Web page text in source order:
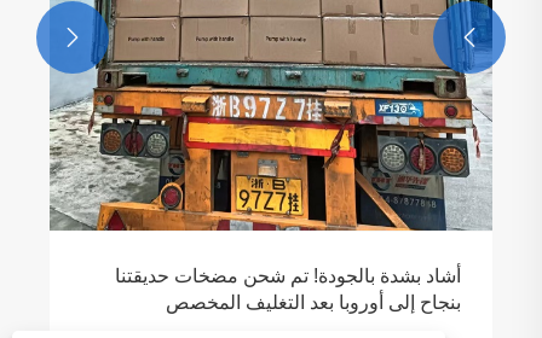
أشاد بشدة بالجودة! تم شحن مضخات حديقتنا
بنجاح إلى أوروبا بعد التغليف المخصص

